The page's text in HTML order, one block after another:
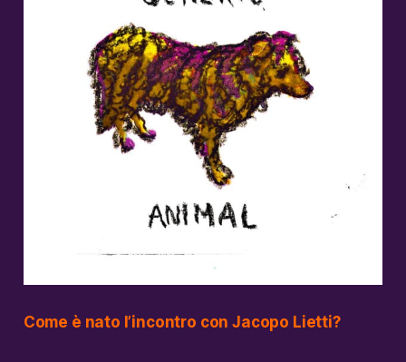
Come è nato l’incontro con Jacopo Lietti?